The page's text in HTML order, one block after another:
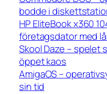
bodde i
HP EliteBook x360
företagsdator med
Skool Daze – spelet
öppet kaos
AmigaOS –
sin tid